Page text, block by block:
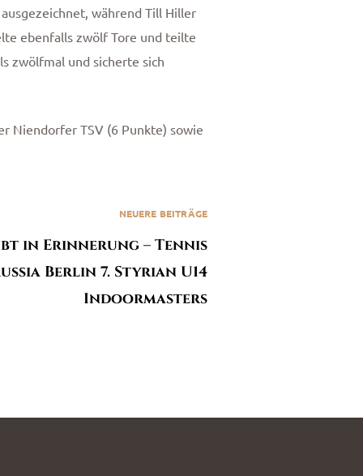
während Till Hiller
ebenfalls zwölf Tore und teilte
zwölfmal und sicherte sich
Niendorfer TSV (6 Punkte) sowie
NEUERE BEITRÄGE
in Erinnerung – Tennis
Berlin 7. Styrian U14
Indoormasters